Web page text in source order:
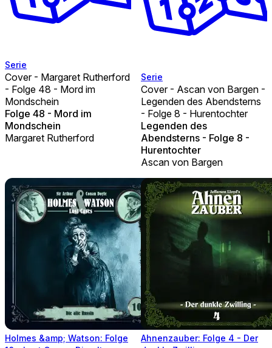
Serie
Cover - Margaret Rutherford
- Folge 48 - Mord im
Mondschein
Folge 48 - Mord im
Mondschein
Margaret Rutherford
Serie
Cover - Ascan von Bargen -
Legenden des Abendsterns
- Folge 8 - Hurentochter
Legenden des
Abendsterns - Folge 8 -
Hurentochter
Ascan von Bargen
Holmes &amp; Watson: Folge
Ahnenzauber: Folge 4 - Der